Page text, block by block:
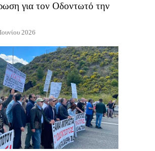
για τον Οδοντωτό την
2026